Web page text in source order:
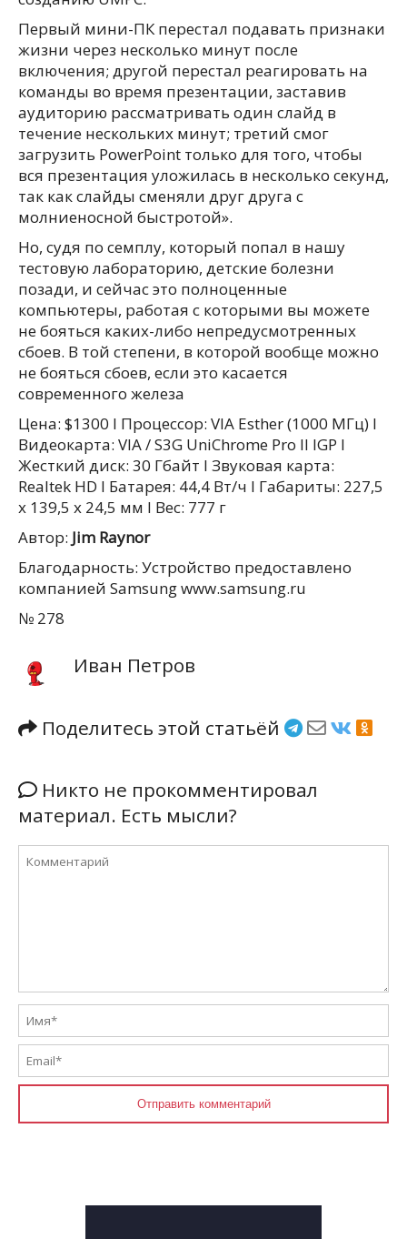
Первый мини-ПК перестал подавать признаки
жизни через несколько минут после
включения; другой перестал реагировать на
команды во время презентации, заставив
аудиторию рассматривать один слайд в
течение нескольких минут; третий смог
загрузить PowerPoint только для того, чтобы
вся презентация уложилась в несколько секунд,
так как слайды сменяли друг друга с
молниеносной быстротой».
Но, судя по семплу, который попал в нашу
тестовую лабораторию, детские болезни
позади, и сейчас это полноценные
компьютеры, работая с которыми вы можете
не бояться каких-либо непредусмотренных
сбоев. В той степени, в которой вообще можно
не бояться сбоев, если это касается
современного железа
Цена: $1300 l Процессор: VIA Esther (1000 МГц) l
Видеокарта: VIA / S3G UniChrome Pro II IGP l
Жесткий диск: 30 Гбайт l Звуковая карта:
Realtek HD l Батарея: 44,4 Вт/ч l Габариты: 227,5
x 139,5 x 24,5 мм l Вес: 777 г
Автор: Jim Raynor
Благодарность: Устройство предоставлено
компанией Samsung www.samsung.ru
№ 278
Иван Петров
Поделитесь этой статьёй
Никто не прокомментировал
материал. Есть мысли?